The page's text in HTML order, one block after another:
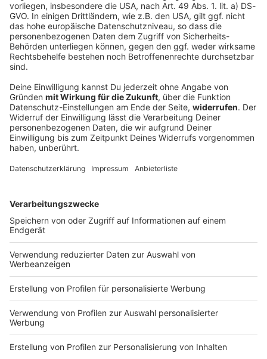
Verfassungsschutz beobachtet AfD-
Abgeordneten Nolte
Auf die AfD hat der Verfassungsschutz ein Auge.
Inzwischen steht in Bayern der dritte
DEINE GEMERKTEN ARTIKEL
Du hast dir noch keine Artikel gemerkt
Markiere sie hierfür mit einem